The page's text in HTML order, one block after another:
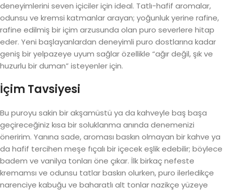
deneyimlerini seven içiciler için ideal. Tatlı-hafif aromalar,
odunsu ve kremsi katmanlar arayan; yoğunluk yerine rafine,
rafine edilmiş bir içim arzusunda olan puro severlere hitap
eder. Yeni başlayanlardan deneyimli puro dostlarına kadar
geniş bir yelpazeye uyum sağlar özellikle “ağır değil, şık ve
huzurlu bir duman” isteyenler için.
İçim Tavsiyesi
Bu puroyu sakin bir akşamüstü ya da kahveyle baş başa
geçireceğiniz kısa bir soluklanma anında denemenizi
öneririm. Yanına sade, aroması baskın olmayan bir kahve ya
da hafif tercihen meşe fıçalı bir içecek eşlik edebilir; böylece
badem ve vanilya tonları öne çıkar. İlk birkaç nefeste
kremamsı ve odunsu tatlar baskın olurken, puro ilerledikçe
narenciye kabuğu ve baharatlı alt tonlar nazikçe yüzeye